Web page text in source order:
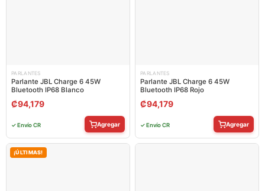
PARLANTES
Parlante JBL Charge 6 45W
Bluetooth IP68 Blanco
₡94,179
✓ Envío CR Agregar
PARLANTES
Parlante JBL Charge 6 45W
Bluetooth IP68 Rojo
₡94,179
✓ Envío CR Agregar
¡ÚLTIMAS!